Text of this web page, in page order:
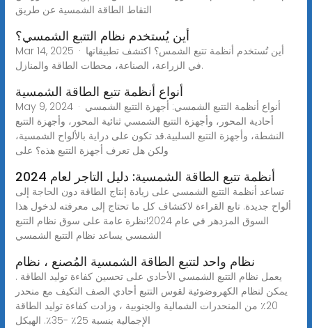
التقاط الطاقة الشمسية عن طريق
أين يُستخدم نظام التتبع الشمسي؟
Mar 14, 2025 · أين تُستخدم أنظمة تتبع الشمس؟ اكتشف تطبيقاتها
في الزراعة، الصناعة، محطات الطاقة والمنازل.
أنواع أنظمة تتبع الطاقة الشمسية
May 9, 2024 · أنواع أنظمة التتبع الشمسي: أجهزة التتبع الشمسي
أحادية المحور، وأجهزة التتبع الشمسي ثنائية المحور، وأجهزة التتبع
النشطة، وأجهزة التتبع السلبية.قد تكون على دراية بالألواح الشمسية،
ولكن هل تعرف أجهزة التتبع هذه؟ على
أنظمة تتبع الطاقة الشمسية: دليل التاجر لعام 2024
تساعد أنظمة التتبع الشمسي على زيادة إنتاج الطاقة دون الحاجة إلى
ألواح جديدة. تابع القراءة لاكتشاف كل ما تحتاج إلى معرفته لدخول هذا
السوق المزدهر في عام 2024!نظرة عامة على سوق نظام التتبع
الشمسي يساعد نظام التتبع الشمسي
نظام واحد لتتبع الطاقة الشمسية المُصنع ، نظام
يعمل نظام التتبع الشمسي الأحادي على تحسين كفاءة توليد الطاقة .
يمكن لنظام الكهروضوئية لقوس التتبع أحادي الصف التكيف مع منحدر
20٪ من المنحدرات الشمالية والجنوبية ، وزادت كفاءة توليد الطاقة
الإجمالية بنسبة 25٪ -35٪. الهيكل